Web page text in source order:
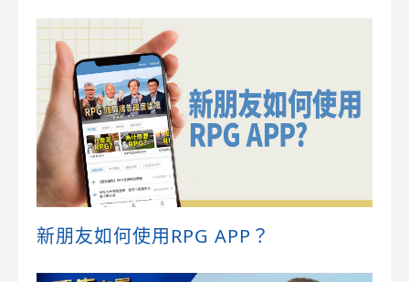
新朋友如何使用RPG APP？